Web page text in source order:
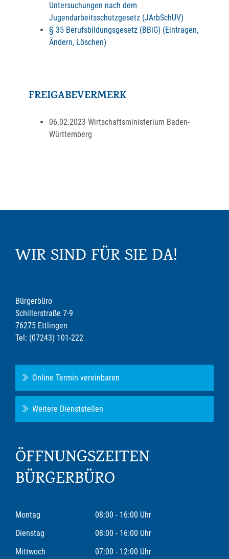
Untersuchungen nach dem
Jugendarbeitsschutzgesetz (JArbSchUV)
§ 35 Berufsbildungsgesetz (BBiG) (Eintragen,
Ändern, Löschen)
FREIGABEVERMERK
06.02.2023 Wirtschaftsministerium Baden-
Württemberg
WIR SIND FÜR SIE DA!
Bürgerbüro
Schillerstraße 7-9
76275 Ettlingen
Tel: (07243) 101-222
Online Termin vereinbaren
Weitere Dienststellen
ÖFFNUNGSZEITEN
BÜRGERBÜRO
Montag
08:00 - 16:00 Uhr
Dienstag
08:00 - 16:00 Uhr
Mittwoch
07:00 - 12:00 Uhr